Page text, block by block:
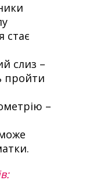
стає
слиз –
пройти
–